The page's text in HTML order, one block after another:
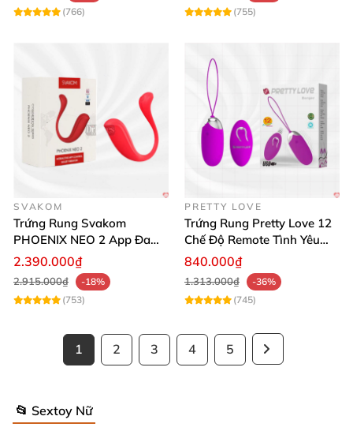
(766)
(755)
SVAKOM
Trứng Rung Svakom
PHOENIX NEO 2 App Đa
Chức Năng Hấp Dẫn
2.390.000₫
2.915.000₫
-18%
(753)
PRETTY LOVE
Trứng Rung Pretty Love 12
Chế Độ Remote Tình Yêu
Kích Thích
840.000₫
1.313.000₫
-36%
(745)
1 2 3 4 5
📂 Sextoy Nữ